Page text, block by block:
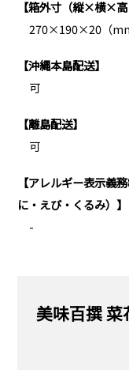
【箱外寸（縦×横×高
270×190×20（mm
【沖縄本島配送】
可
【離島配送】
可
【アレルギー表示義
に・えび・くるみ）】
-
美味百撰 菜